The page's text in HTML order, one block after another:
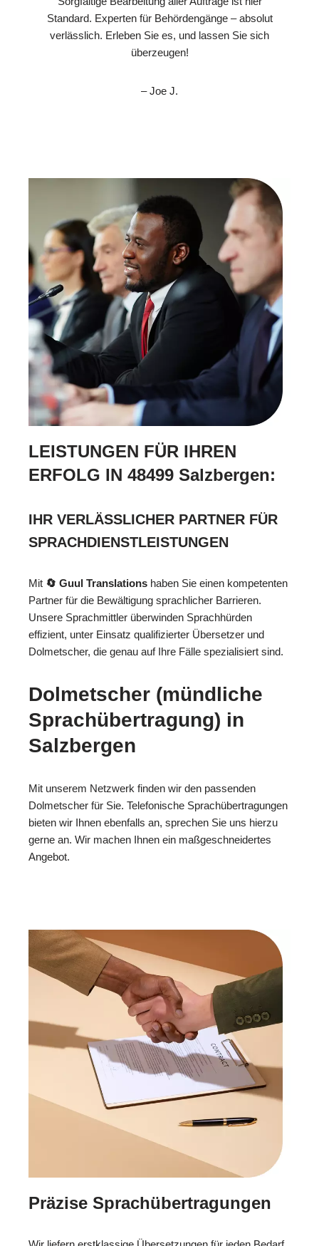
Standard. Experten für Behördengänge – absolut
verlässlich. Erleben Sie es, und lassen Sie sich
überzeugen!
– Joe J.
LEISTUNGEN FÜR IHREN
ERFOLG IN 48499 Salzbergen:
IHR VERLÄSSLICHER PARTNER FÜR
SPRACHDIENSTLEISTUNGEN
Mit 🔄 Guul Translations haben Sie einen kompetenten
Partner für die Bewältigung sprachlicher Barrieren.
Unsere Sprachmittler überwinden Sprachhürden
effizient, unter Einsatz qualifizierter Übersetzer und
Dolmetscher, die genau auf Ihre Fälle spezialisiert sind.
Dolmetscher (mündliche
Sprachübertragung) in
Salzbergen
Mit unserem Netzwerk finden wir den passenden
Dolmetscher für Sie. Telefonische Sprachübertragungen
bieten wir Ihnen ebenfalls an, sprechen Sie uns hierzu
gerne an. Wir machen Ihnen ein maßgeschneidertes
Angebot.
Präzise Sprachübertragungen